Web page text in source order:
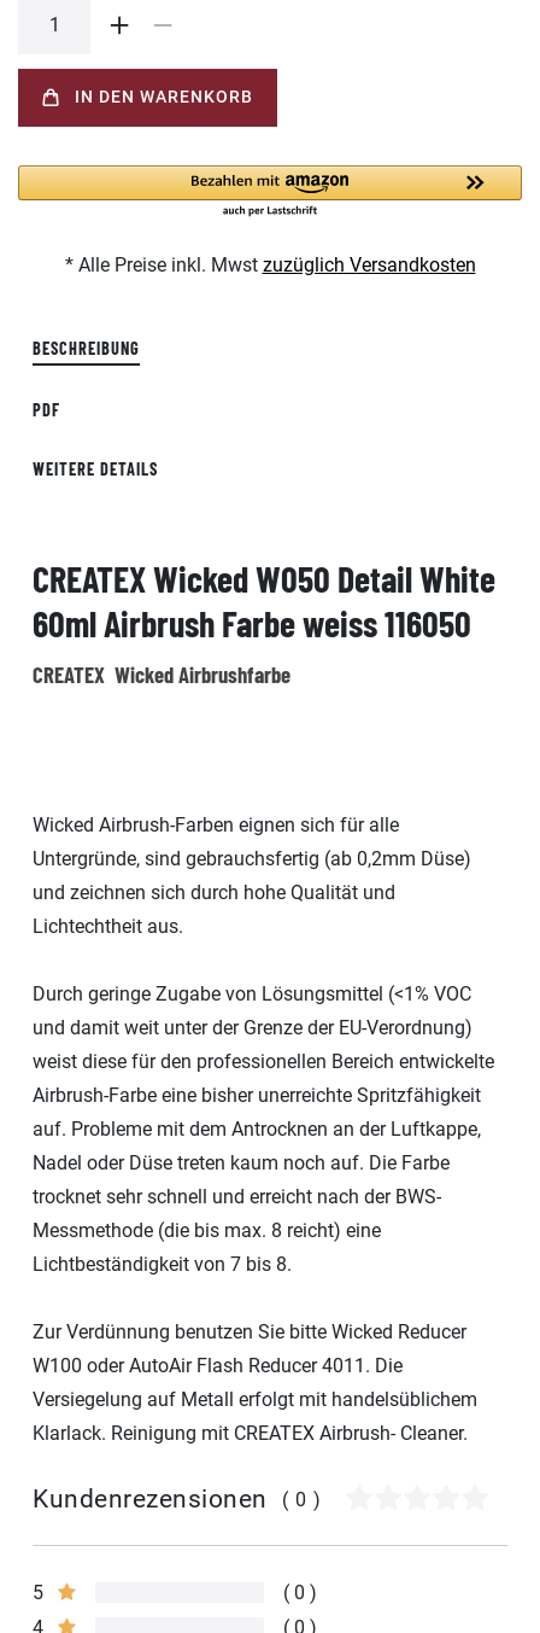
IN DEN WARENKORB
* Alle Preise inkl. Mwst zuzüglich Versandkosten
BESCHREIBUNG
PDF
WEITERE DETAILS
CREATEX Wicked W050 Detail White
60ml Airbrush Farbe weiss 116050
CREATEX Wicked Airbrushfarbe
Wicked Airbrush-Farben eignen sich für alle
Untergründe, sind gebrauchsfertig (ab 0,2mm Düse)
und zeichnen sich durch hohe Qualität und
Lichtechtheit aus.
Durch geringe Zugabe von Lösungsmittel (<1% VOC
und damit weit unter der Grenze der EU-Verordnung)
weist diese für den professionellen Bereich entwickelte
Airbrush-Farbe eine bisher unerreichte Spritzfähigkeit
auf. Probleme mit dem Antrocknen an der Luftkappe,
Nadel oder Düse treten kaum noch auf. Die Farbe
trocknet sehr schnell und erreicht nach der BWS-
Messmethode (die bis max. 8 reicht) eine
Lichtbeständigkeit von 7 bis 8.
Zur Verdünnung benutzen Sie bitte Wicked Reducer
W100 oder AutoAir Flash Reducer 4011. Die
Versiegelung auf Metall erfolgt mit handelsüblichem
Klarlack. Reinigung mit CREATEX Airbrush- Cleaner.
Kundenrezensionen (0)
5
0
4
0